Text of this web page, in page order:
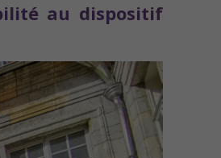
au dispositif